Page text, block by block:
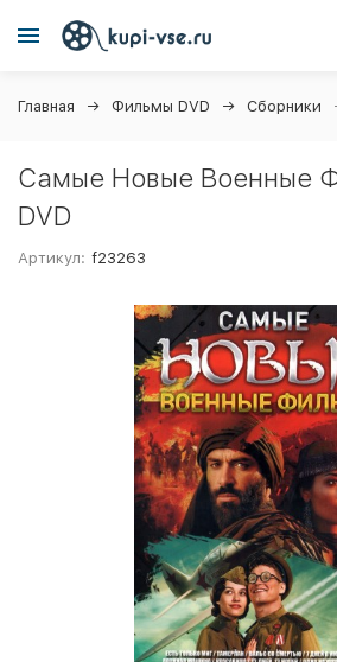
Главная Фильмы DVD Сборники
Самые Новые Военные
DVD
Артикул: f23263